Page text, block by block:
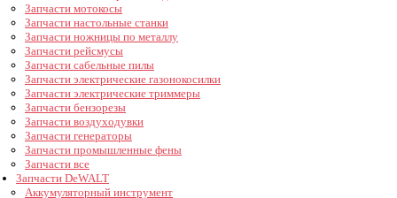
Запчасти мотокосы
Запчасти настольные станки
Запчасти ножницы по металлу
Запчасти рейсмусы
Запчасти сабельные пилы
Запчасти электрические газонокосилки
Запчасти электрические триммеры
Запчасти бензорезы
Запчасти воздуходувки
Запчасти генераторы
Запчасти промышленные фены
Запчасти все
Запчасти DeWALT
Аккумуляторный инструмент